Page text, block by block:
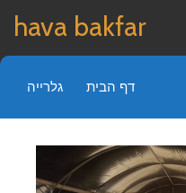
hava bakfar
דף הבית גלרייה